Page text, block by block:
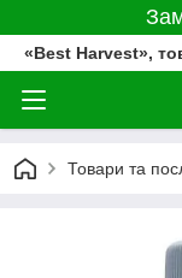
«Best Harvest»,
Товари та